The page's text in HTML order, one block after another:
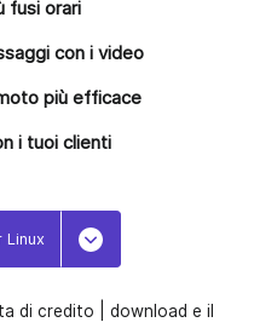
fusi orari
con i video
più efficace
i tuoi clienti
Linux
Apri/chiudi menu
di credito | download e il